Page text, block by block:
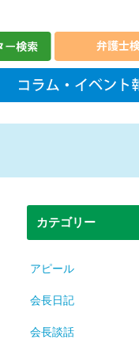
カテゴリー
アピール
会長日記
会長談話